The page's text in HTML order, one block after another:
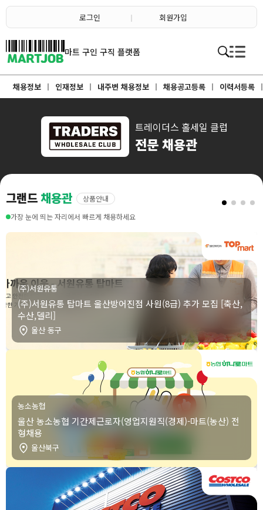
채용정보
인재정보
이벤트·세일정보
SNS홍보관
유통매장전용 임대·매매정보
마트직평균월급
식자재가격정보
점장채용정보
계산원/캐셔채용정보
매장관리직원채용정보
농산/야채청과직원채용정보
축산/정육직원채용정보
수산직원채용정보
배달/배송직원채용정보
로그인 회원가입
마트 구인 구직 플랫폼
채용정보 인재정보 내주변 채용정보 채용공고등록 이력서등록
트레이더스 홀세일 클럽
전문 채용관
그랜드채용관
상품안내
가장 눈에 띄는 자리에서 빠르게 채용하세요
(주)서원유통
(주)서원유통 탑마트 울산방어진점 사원(8급) 추가 모집 [축산,
수산,델리]
울산 동구
농소농협
울산 농소농협 기간제근로자(영업지원직(경제)-마트(농산) 전
형채용
울산북구